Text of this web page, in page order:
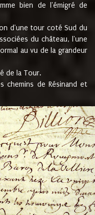
bien de l'émigré de
d'une tour coté Sud du
du château, l'une
au vu de la grandeur
de la Tour.
chemins de Résinand et